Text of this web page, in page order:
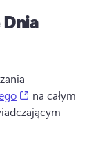
Dnia
(opens in a
na całym